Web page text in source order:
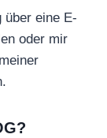
über eine E-
oder mir